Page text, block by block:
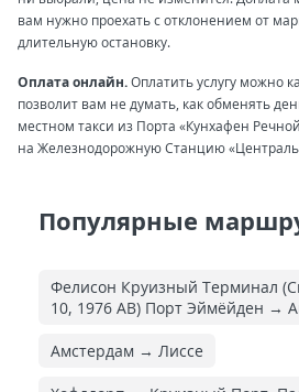
вам нужно проехать с отклонением от
длительную остановку.
Оплата онлайн.Оплатить услугу можно
позволит вам не думать, как обменять
местном такси из Порта «Кунхафен
на Железнодорожную Станцию
Популярные
Фелисон Круизный Терминал
10, 1976 AB) Порт Эймёйден →
Амстердам → Лиссе